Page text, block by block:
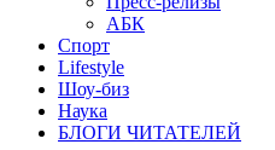
АБК
Спорт
Lifestyle
Шоу-биз
Наука
БЛОГИ ЧИТАТЕЛЕЙ